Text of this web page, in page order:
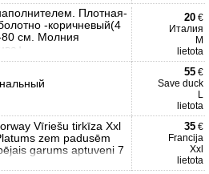
Плотная-
-коричневый(4
см. Молния
20 €
Италия
М
lietota
55 €
Save duck
L
lietota
Vīriešu tirkīza Xxl
zem padusēm
garums aptuveni 7
35 €
Francija
Xxl
lietota